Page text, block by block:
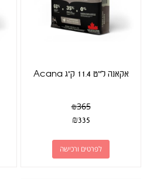
אקאנה לייט 11.4 ק"ג Acana
₪365
₪335
לפרטים ורכישה